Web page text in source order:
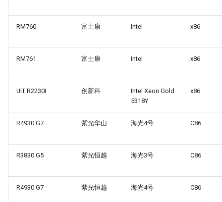
RM760 富士康 Intel x86
RM761 富士康 Intel x86
UIT R2230I 创新科
Intel Xeon Gold
5318Y
x86
R4930 G7 紫光华山 海光4号 C86
R3830 G5 紫光恒越 海光3号 C86
R4930 G7 紫光恒越 海光4号 C86